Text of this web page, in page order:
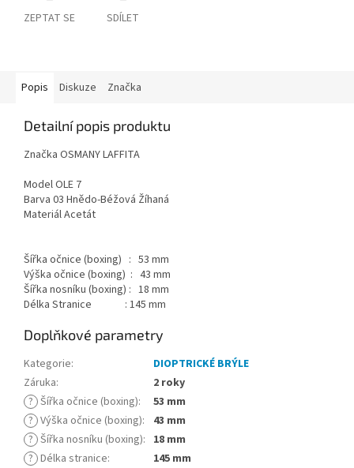
ZEPTAT SE SDÍLET
Popis Diskuze Značka
Detailní popis produktu
Značka OSMANY LAFFITA
Model OLE 7
Barva 03 Hnědo-Béžová Žíhaná
Materiál Acetát
Šířka očnice (boxing) : 53 mm
Výška očnice (boxing) : 43 mm
Šířka nosníku (boxing) : 18 mm
Délka Stranice : 145 mm
Doplňkové parametry
Kategorie:
DIOPTRICKÉ BRÝLE
Záruka:
2 roky
? Šířka očnice (boxing):
53 mm
? Výška očnice (boxing):
43 mm
? Šířka nosníku (boxing): 18 mm
? Délka stranice: 145 mm